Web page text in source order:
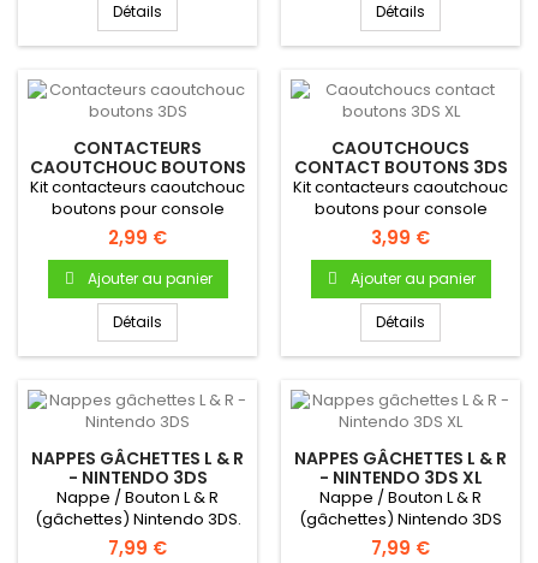
Détails Détails
CONTACTEURS
CAOUTCHOUC BOUTONS
3DS
Kit contacteurs caoutchouc
boutons pour console
Nintendo 3DS
2,99 €
Ajouter au panier
Détails
CAOUTCHOUCS
CONTACT BOUTONS 3DS
XL
Kit contacteurs caoutchouc
boutons pour console
Nintendo 3DS XL
3,99 €
Ajouter au panier
Détails
NAPPES GÂCHETTES L & R
- NINTENDO 3DS
Nappe / Bouton L & R
(gâchettes) Nintendo 3DS.
7,99 €
NAPPES GÂCHETTES L & R
- NINTENDO 3DS XL
Nappe / Bouton L & R
(gâchettes) Nintendo 3DS
XL
7,99 €